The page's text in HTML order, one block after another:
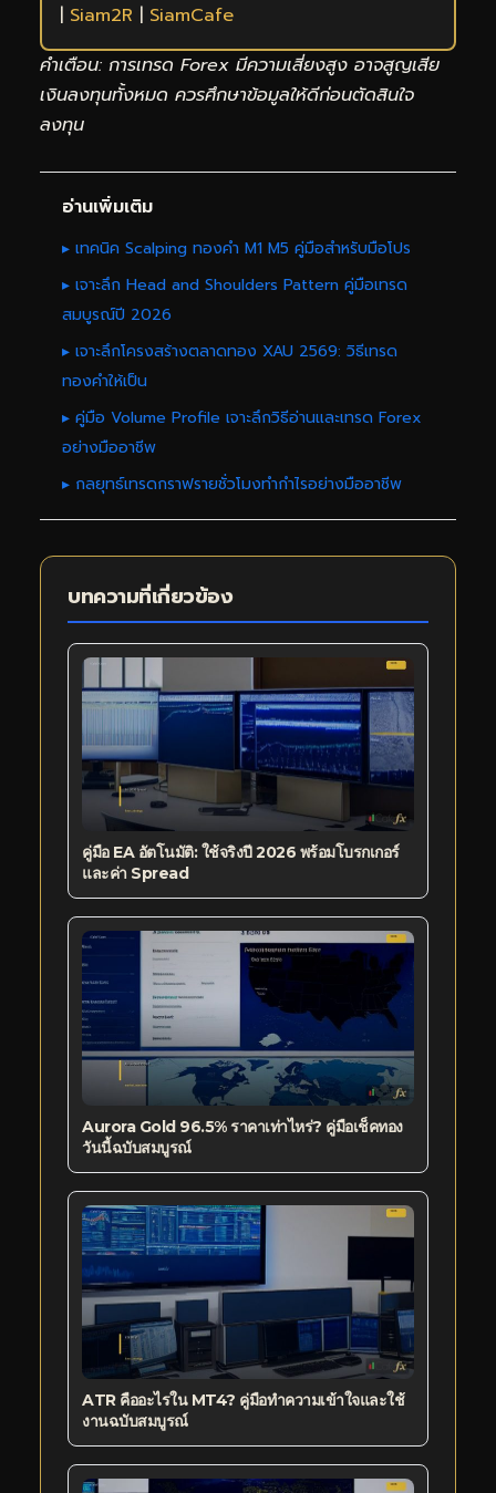
| Siam2R | SiamCafe
คำเตือน: การเทรด Forex มีความเสี่ยงสูง อาจสูญเสีย
เงินลงทุนทั้งหมด ควรศึกษาข้อมูลให้ดีก่อนตัดสินใจ
ลงทุน
อ่านเพิ่มเติม
▸ เทคนิค Scalping ทองคำ M1 M5 คู่มือสำหรับมือโปร
▸ เจาะลึก Head and Shoulders Pattern คู่มือเทรด
สมบูรณ์ปี 2026
▸ เจาะลึกโครงสร้างตลาดทอง XAU 2569: วิธีเทรด
ทองคำให้เป็น
▸ คู่มือ Volume Profile เจาะลึกวิธีอ่านและเทรด Forex
อย่างมืออาชีพ
▸ กลยุทธ์เทรดกราฟรายชั่วโมงทำกำไรอย่างมืออาชีพ
บทความที่เกี่ยวข้อง
คู่มือ EA อัตโนมัติ: ใช้จริงปี 2026 พร้อมโบรกเกอร์
และค่า Spread
Aurora Gold 96.5% ราคาเท่าไหร่? คู่มือเช็คทอง
วันนี้ฉบับสมบูรณ์
ATR คืออะไรใน MT4? คู่มือทำความเข้าใจและใช้
งานฉบับสมบูรณ์